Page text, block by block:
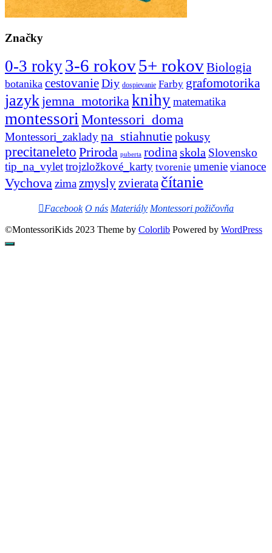
Značky
0-3 roky3-6 rokov5+ rokovBiologia
botanika cestovanieDiy dospievanie Farby grafomotorika
jazykjemna_motorikaknihymatematika
montessoriMontessori_doma
Montessori_zakladyna_stiahnutie pokusy
precitaneleto Priroda puberta rodinaskola Slovensko
tip_na_vylettrojzložkové_karty tvorenie umenievianoce
Vychovazimazmysly zvierata čítanie
Facebook O nás Materiály Montessori požičovňa
©MontessoriKids 2023 Theme by Colorlib Powered by WordPress